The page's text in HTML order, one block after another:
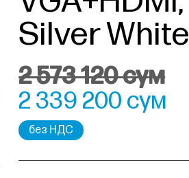
Silver White
2 573 120 сум
2 339 200 сум
без НДС